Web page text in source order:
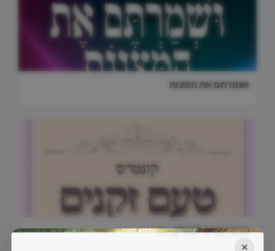
ושמרתם את המצות
טעם זקנים לשה"ק • כו
×